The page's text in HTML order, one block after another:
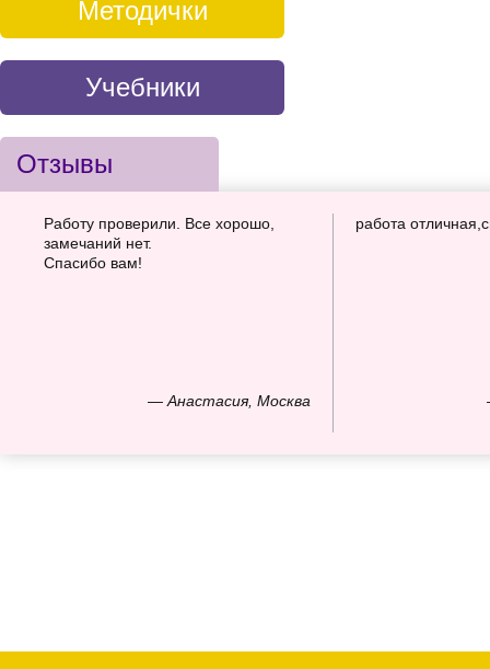
Методички
Учебники
Отзывы
— Анастасия, Москва
Работу проверили. Все хорошо,
замечаний нет.
Спасибо вам!
работа